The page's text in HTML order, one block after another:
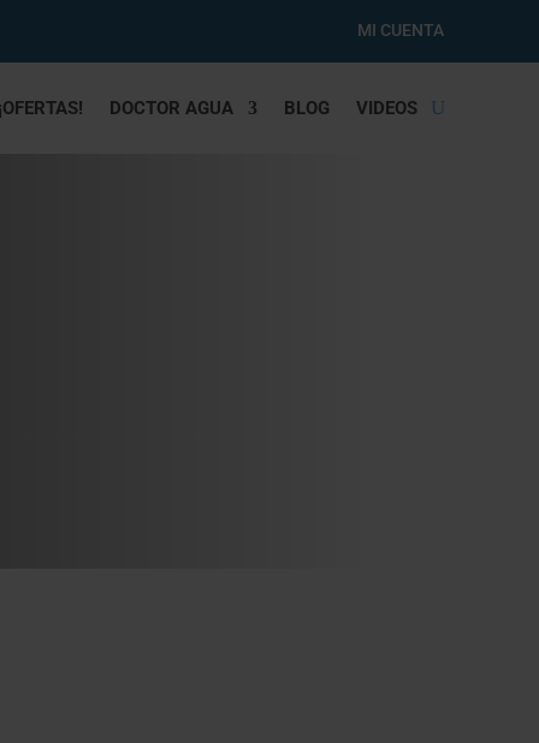
MI CUENTA
¡OFERTAS! DOCTOR AGUA BLOG VIDEOS